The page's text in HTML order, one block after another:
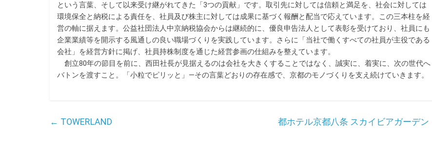
という言葉、そして以来受け継がれてきた「3つの貢献」です。取引先に対しては信頼と満足を、社会に対しては
環境保全と納税による責任を、社員及び株主に対しては成果に基づく報酬と配当で応えています。この三本柱を経
営の軸に据えます。公益社団法人中京納税協会からは継続的に、優良申告法人として表彰を受けており、社員にも
企業業績等を開示する風通しの良い職場づくりを実践しています。さらに「当社で働くすべての社員が主役である
会社」を経営方針に掲げ、社員持株制度を通じた経営参画の仕組みを整えています。
創立80年の節目を前に、西田社長が見据えるのは会社を大きくすることではなく、誠実に、着実に、次の世代へ
バトンを渡すこと。「小粒でピリッと」―その言葉どおりの存在感で、京都のモノづくりを支え続けていきます。
← TOWERLAND 都ホテル京都八条 スカイビアガーデン